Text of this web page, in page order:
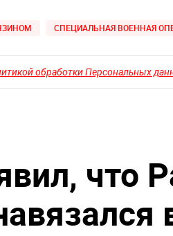
СПЕЦИАЛЬНАЯ ВОЕННАЯ
обработки Персональных
что